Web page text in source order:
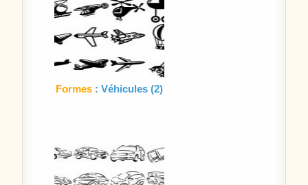
Formes : Véhicules (2)